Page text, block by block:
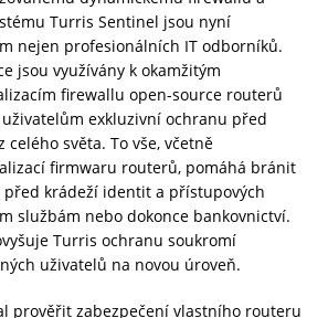
Turris Sentinel jsou nyní
nejen profesionálních IT odborníků.
jsou využívány k okamžitým
firewallu open-source routerů
exkluzivní ochranu před
světa. To vše, včetně
firmwaru routerů, pomáhá bránit
krádeží identit a přístupových
službám nebo dokonce bankovnictví.
Turris ochranu soukromí
uživatelů na novou úroveň.
prověřit zabezpečení vlastního routeru